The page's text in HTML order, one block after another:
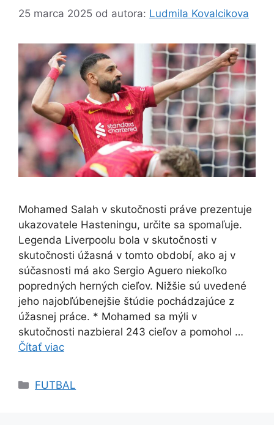
25 marca 2025 od autora: Ludmila Kovalcikova
Mohamed Salah v skutočnosti práve prezentuje
ukazovatele Hasteningu, určite sa spomaľuje.
Legenda Liverpoolu bola v skutočnosti v
skutočnosti úžasná v tomto období, ako aj v
súčasnosti má ako Sergio Aguero niekoľko
popredných herných cieľov. Nižšie sú uvedené
jeho najobľúbenejšie štúdie pochádzajúce z
úžasnej práce. * Mohamed sa mýli v
skutočnosti nazbieral 243 cieľov a pomohol …
Čítať viac
Kategórie
FUTBAL